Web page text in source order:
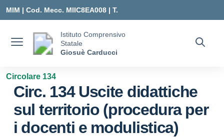
MIM | Cod. Mecc. MIIC8EA008 | T.
MIIC8EA008@ISTRUZIONE.IT
Istituto Comprensivo
Statale
Giosuè Carducci
Circolare 134
Circ. 134 Uscite didattiche
sul territorio (procedura per
i docenti e modulistica)